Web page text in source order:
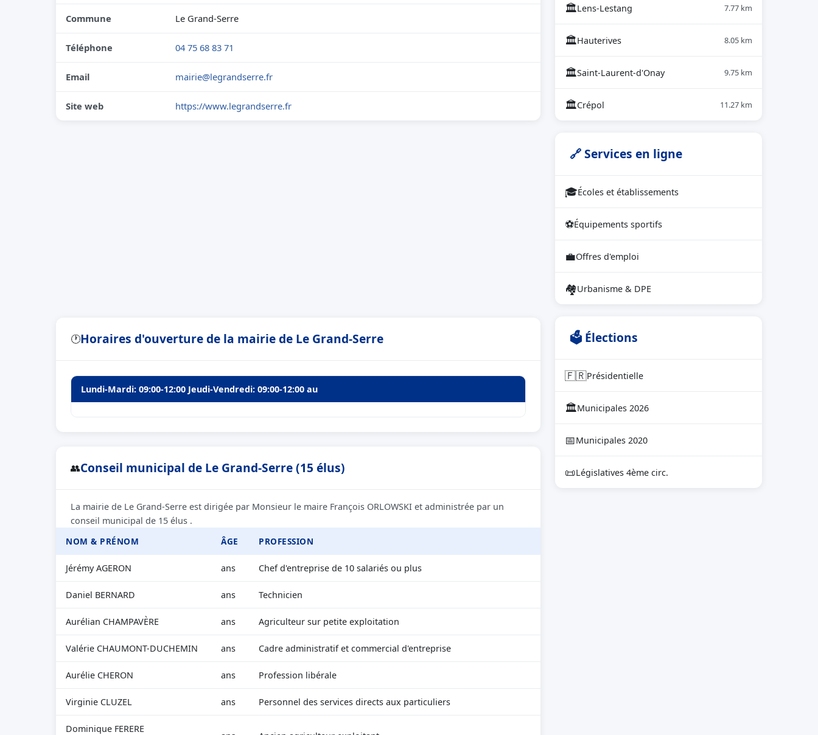
Commune Le Grand-Serre
Téléphone 04 75 68 83 71
Email mairie@legrandserre.fr
Site web https://www.legrandserre.fr
🕐Horaires d'ouverture de la mairie de Le Grand-Serre
Lundi-Mardi: 09:00-12:00 Jeudi-Vendredi: 09:00-12:00 au
👥Conseil municipal de Le Grand-Serre (15 élus)
La mairie de Le Grand-Serre est dirigée par Monsieur le maire François ORLOWSKI et administrée par un
conseil municipal de 15 élus .
NOM & PRÉNOM
ÂGE PROFESSION
Jérémy AGERON ans Chef d'entreprise de 10 salariés ou plus
Daniel BERNARD ans Technicien
Aurélian CHAMPAVÈRE ans Agriculteur sur petite exploitation
Valérie CHAUMONT-DUCHEMIN ans Cadre administratif et commercial d'entreprise
Aurélie CHERON ans Profession libérale
Virginie CLUZEL ans Personnel des services directs aux particuliers
Dominique FERERE
🏛Lens-Lestang 7.77 km
🏛Hauterives 8.05 km
🏛Saint-Laurent-d'Onay 9.75 km
🏛Crépol 11.27 km
🔗 Services en ligne
🎓Écoles et établissements
⚽Équipements sportifs
💼Offres d'emploi
🏘Urbanisme & DPE
🗳 Élections
🇫🇷Présidentielle
🏛Municipales 2026
📅Municipales 2020
📜Législatives 4ème circ.